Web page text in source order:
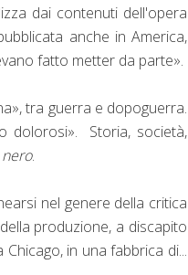
dai contenuti dell'opera
anche in America,
fatto metter da parte».
tra guerra e dopoguerra.
dolorosi». Storia, società,
.
nel genere della critica
produzione, a discapito
in una fabbrica di...